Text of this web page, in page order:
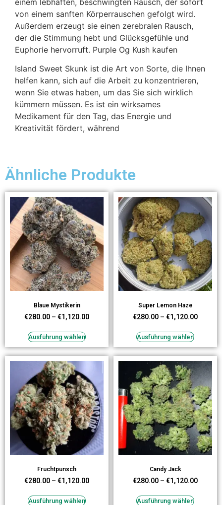
von einem sanften Körperrauschen gefolgt wird.
Außerdem erzeugt sie einen zerebralen Rausch,
der die Stimmung hebt und Glücksgefühle und
Euphorie hervorruft. Purple Og Kush kaufen
Island Sweet Skunk ist die Art von Sorte, die Ihnen
helfen kann, sich auf die Arbeit zu konzentrieren,
wenn Sie etwas haben, um das Sie sich wirklich
kümmern müssen. Es ist ein wirksames
Medikament für den Tag, das Energie und
Kreativität fördert, während
Ähnliche Produkte
Blaue Mystikerin
€280.00 – €1,120.00
Ausführung wählen
Super Lemon Haze
€280.00 – €1,120.00
Ausführung wählen
Fruchtpunsch
€280.00 – €1,120.00
Ausführung wählen
Candy Jack
€280.00 – €1,120.00
Ausführung wählen